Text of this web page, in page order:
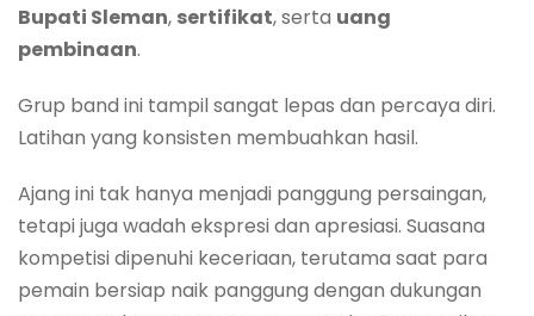
Bupati Sleman, sertifikat, serta uang
pembinaan.
Grup band ini tampil sangat lepas dan percaya diri.
Latihan yang konsisten membuahkan hasil.
Ajang ini tak hanya menjadi panggung persaingan,
tetapi juga wadah ekspresi dan apresiasi. Suasana
kompetisi dipenuhi keceriaan, terutama saat para
pemain bersiap naik panggung dengan dukungan